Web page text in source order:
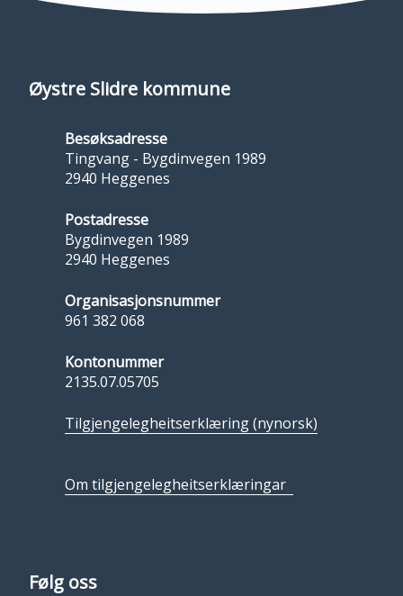
Øystre Slidre kommune
Besøksadresse
Tingvang - Bygdinvegen 1989
2940 Heggenes
Postadresse
Bygdinvegen 1989
2940 Heggenes
Organisasjonsnummer
961 382 068
Kontonummer
2135.07.05705
Tilgjengelegheitserklæring (nynorsk)
Om tilgjengelegheitserklæringar
Følg oss